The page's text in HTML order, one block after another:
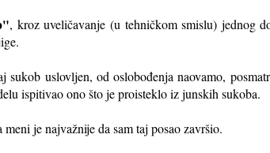
, kroz uveličavanje (u tehničkom smislu) jednog
uslovljen, od oslobođenja naovamo,
ispitivao ono što je proisteklo iz junskih sukoba.
je najvažnije da sam taj posao završio.